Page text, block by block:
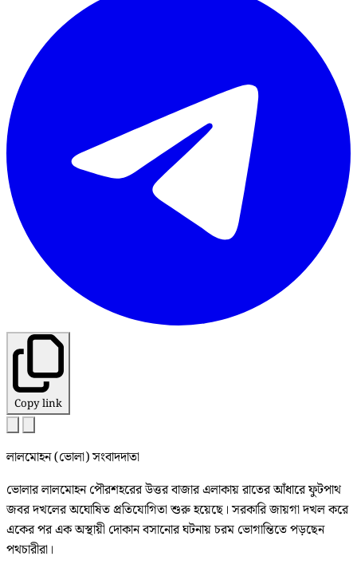
Copy link
লালমোহন (ভোলা) সংবাদদাতা
ভোলার লালমোহন পৌরশহরের উত্তর বাজার এলাকায় রাতের আঁধারে ফুটপাথ
জবর দখলের অঘোষিত প্রতিযোগিতা শুরু হয়েছে। সরকারি জায়গা দখল করে
একের পর এক অস্থায়ী দোকান বসানোর ঘটনায় চরম ভোগান্তিতে পড়ছেন
পথচারীরা।